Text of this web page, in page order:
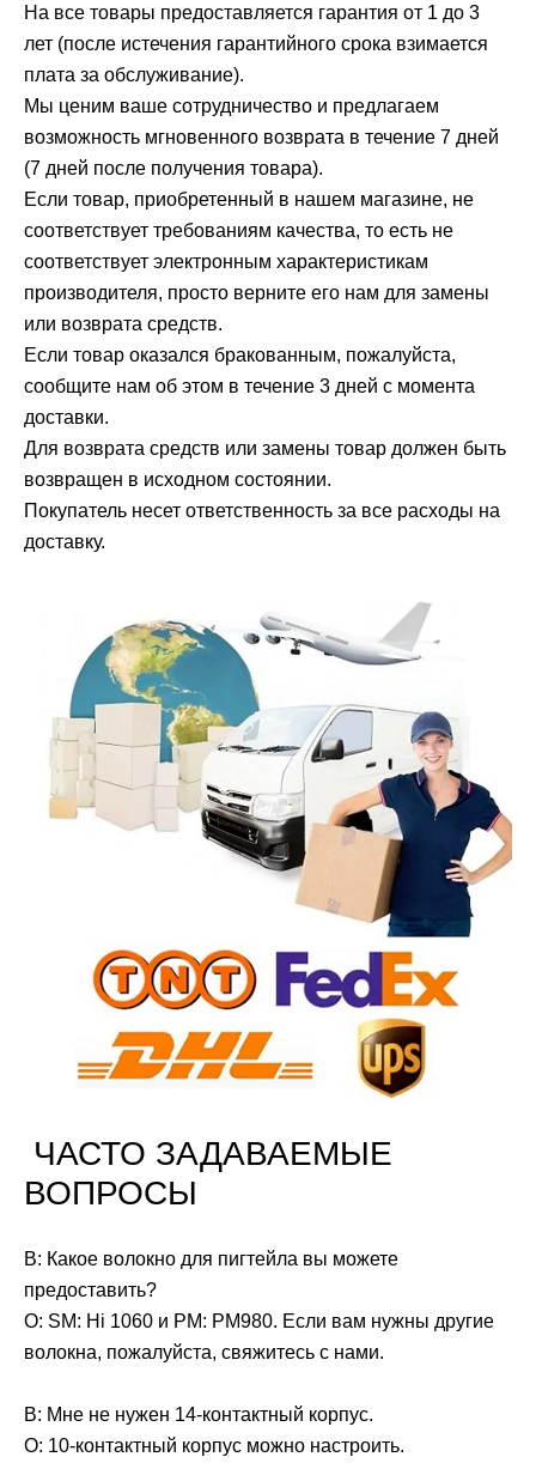
На все товары предоставляется гарантия от 1 до 3
лет (после истечения гарантийного срока взимается
плата за обслуживание).
Мы ценим ваше сотрудничество и предлагаем
возможность мгновенного возврата в течение 7 дней
(7 дней после получения товара).
Если товар, приобретенный в нашем магазине, не
соответствует требованиям качества, то есть не
соответствует электронным характеристикам
производителя, просто верните его нам для замены
или возврата средств.
Если товар оказался бракованным, пожалуйста,
сообщите нам об этом в течение 3 дней с момента
доставки.
Для возврата средств или замены товар должен быть
возвращен в исходном состоянии.
Покупатель несет ответственность за все расходы на
доставку.
ЧАСТО ЗАДАВАЕМЫЕ
ВОПРОСЫ
В: Какое волокно для пигтейла вы можете
предоставить?
О: SM: Hi 1060 и PM: PM980. Если вам нужны другие
волокна, пожалуйста, свяжитесь с нами.
В: Мне не нужен 14-контактный корпус.
О: 10-контактный корпус можно настроить.